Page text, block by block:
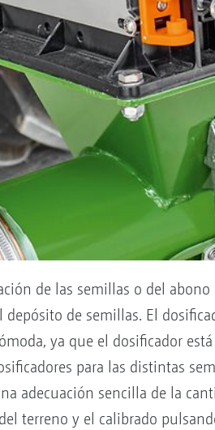
de las semillas o del
depósito de semillas. El
ya que el dosificador
para las distintas
adecuación sencilla de la
terreno y el calibrado